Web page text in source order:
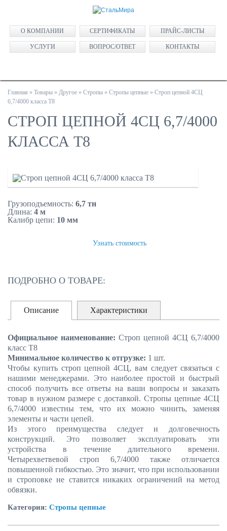
О КОМПАНИИ СЕРТИФИКАТЫ ПРАЙС-ЛИСТЫ
УСЛУГИ ВОПРОС/ОТВЕТ КОНТАКТЫ
Главная » Товары » Другое » Стропы » Стропы цепные » Строп цепной 4СЦ
6,7/4000 класса Т8
СТРОП ЦЕПНОЙ 4СЦ 6,7/4000
КЛАССА Т8
Грузоподъемность: 6,7 тн
Длина: 4 м
Калибр цепи: 10 мм
Узнать стоимость
ПОДРОБНО О ТОВАРЕ:
Описание Характеристики
Официальное наименование: Строп цепной 4СЦ 6,7/4000
класс Т8
Минимальное количество к отгрузке: 1 шт.
Чтобы купить строп цепной 4СЦ, вам следует связаться с
нашими менеджерами. Это наиболее простой и быстрый
способ получить все ответы на ваши вопросы и заказать
товар в нужном размере с доставкой. Стропы цепные 4СЦ
6,7/4000 известны тем, что их можно чинить, заменяя
элементы и части цепей.
Из этого преимущества следует и долговечность
конструкций. Это позволяет эксплуатировать эти
устройства в течение длительного времени.
Четырехветвевой строп 6,7/4000 также отличается
повышенной гибкостью. Это значит, что при использовании
и строповке не ставится никаких ограничений на метод
обвязки.
Категория: Стропы цепные